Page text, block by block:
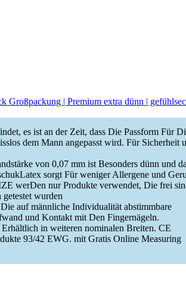
Großpackung | Premium extra dünn |
es ist an der Zeit, dass Die Passform Für
dem Mann angepasst wird. Für Sicherheit
von 0,07 mm ist Besonders dünn und
sorgt Für weniger Allergene und
werDen nur Produkte verwendet, Die frei
wurden
auf männliche Individualität abstimmbare
und Kontakt mit Den Fingernägeln.
in weiteren nominalen Breiten. CE
93/42 EWG. mit Gratis Online Measuring